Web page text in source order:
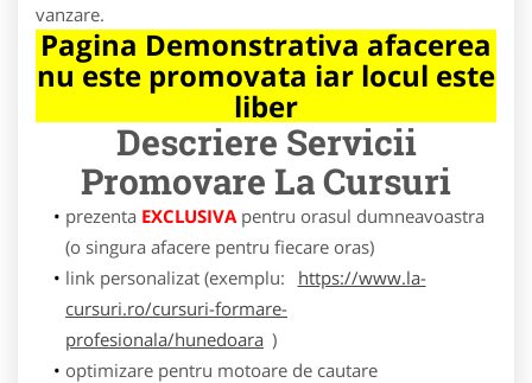
vanzare.
Pagina Demonstrativa afacerea
nu este promovata iar locul este
liber
Descriere Servicii
Promovare La Cursuri
prezenta EXCLUSIVApentru orasul dumneavoastra
(o singura afacere pentru fiecare oras)
link personalizat (exemplu:
https://www.la-
cursuri.ro/cursuri-formare-
profesionala/hunedoara )
optimizare pentru motoare de cautare